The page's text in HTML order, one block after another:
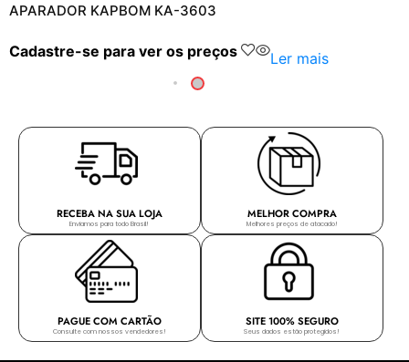
APARADOR KAPBOM KA-3603
Cadastre-se para ver os preços Ler mais
RECEBA NA SUA LOJA
Enviamos para todo Brasil!
MELHOR COMPRA
Melhores preços de atacado!
PAGUE COM CARTÃO
Consulte com nossos vendedores!
SITE 100% SEGURO
Seus dados estão protegidos!